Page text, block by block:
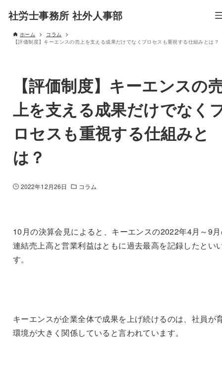
社労士事務所 社外人事部
ホーム
コラム
【評価制度】キーエンスの売上を支える成果だけでなくプロセスも重視する仕組みとは？
【評価制度】キーエンスの
上を支える成果だけでなく
ロセスも重視する仕組みと
は？
2022年12月26日 コラム
10月の決算会見によると、キーエンスの2022年4月～9
連結売上高と営業利益はともに過去最高を記録したとい
す。
キーエンスが企業全体で成果を上げ続けるのは、社員が
環境が大きく関係していると言われています。